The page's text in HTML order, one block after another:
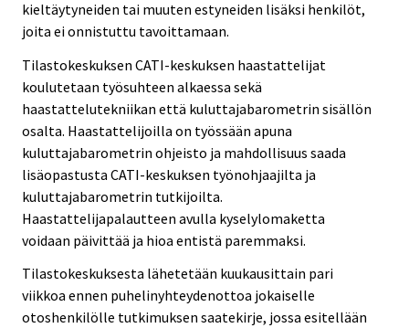
kieltäytyneiden tai muuten estyneiden lisäksi henkilöt,
joita ei onnistuttu tavoittamaan.
Tilastokeskuksen CATI-keskuksen haastattelijat
koulutetaan työsuhteen alkaessa sekä
haastattelutekniikan että kuluttajabarometrin sisällön
osalta. Haastattelijoilla on työssään apuna
kuluttajabarometrin ohjeisto ja mahdollisuus saada
lisäopastusta CATI-keskuksen työnohjaajilta ja
kuluttajabarometrin tutkijoilta.
Haastattelijapalautteen avulla kyselylomaketta
voidaan päivittää ja hioa entistä paremmaksi.
Tilastokeskuksesta lähetetään kuukausittain pari
viikkoa ennen puhelinyhteydenottoa jokaiselle
otoshenkilölle tutkimuksen saatekirje, jossa esitellään